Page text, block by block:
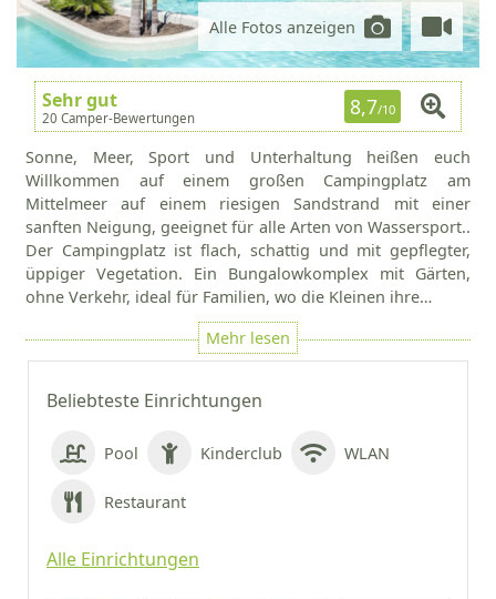
Beliebteste Einrichtungen
Pool Kinderclub WLAN
Restaurant
Alle Einrichtungen
Alle Fotos anzeigen
Sehr gut
20 Camper-Bewertungen 8,7/10
Sonne, Meer, Sport und Unterhaltung heißen euch
Willkommen auf einem großen Campingplatz am
Mittelmeer auf einem riesigen Sandstrand mit einer
sanften Neigung, geeignet für alle Arten von Wassersport..
Der Campingplatz ist flach, schattig und mit gepflegter,
üppiger Vegetation. Ein Bungalowkomplex mit Gärten,
ohne Verkehr, ideal für Familien, wo die Kleinen ihre…